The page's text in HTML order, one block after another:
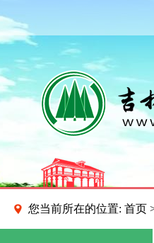
您当前所在的位置: 首页